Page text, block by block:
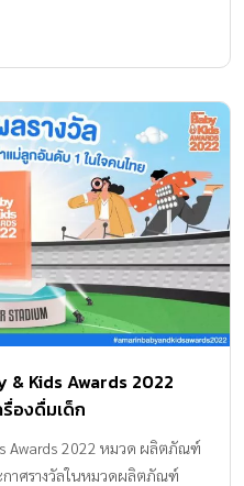
& Kids Awards 2022
องดื่มเด็ก
Awards 2022 หมวด ผลิตภัณฑ์
กาศรางวัลในหมวดผลิตภัณฑ์